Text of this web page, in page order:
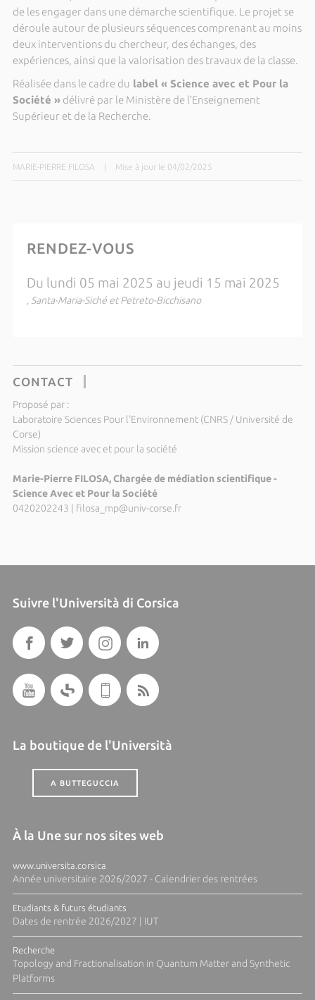
de les engager dans une démarche scientifique. Le projet se
déroule autour de plusieurs séquences comprenant au moins
deux interventions du chercheur, des échanges, des
expériences, ainsi que la valorisation des travaux de la classe.
Réalisée dans le cadre du label « Science avec et Pour la
Société »délivré par le Ministère de l’Enseignement
Supérieur et de la Recherche.
MARIE-PIERRE FILOSA Mise à jour le 04/02/2025
RENDEZ-VOUS
Du lundi 05 mai 2025 au jeudi 15 mai 2025
, Santa-Maria-Siché et Petreto-Bicchisano
CONTACT
Proposé par :
Laboratoire Sciences Pour l'Environnement (CNRS / Université de
Corse)
Mission science avec et pour la société
Marie-Pierre FILOSA, Chargée de médiation scientifique -
Science Avec et Pour la Société
0420202243
filosa_mp@univ-corse.fr
Suivre l'Università di Corsica
La boutique de l'Università
A BUTTEGUCCIA
À la Une sur nos sites web
www.universita.corsica
Année universitaire 2026/2027 - Calendrier des rentrées
Etudiants & futurs étudiants
Dates de rentrée 2026/2027 | IUT
Recherche
Topology and Fractionalisation in Quantum Matter and Synthetic
Platforms